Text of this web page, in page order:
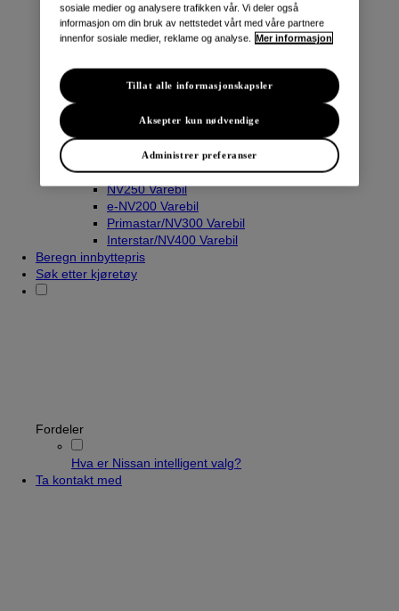
Navara
Townstar Varebil
Townstar El-Varebil
NV250 Varebil
e-NV200 Varebil
Primastar/NV300 Varebil
Interstar/NV400 Varebil
Beregn innbyttepris
Søk etter kjøretøy
Fordeler
Hva er Nissan intelligent valg?
Ta kontakt med
sosiale medier og analysere trafikken vår. Vi deler også
informasjon om din bruk av nettstedet vårt med våre partnere
innenfor sosiale medier, reklame og analyse. Mer informasjon
Administrer preferanser
Aksepter kun nødvendige
Tillat alle informasjonskapsler